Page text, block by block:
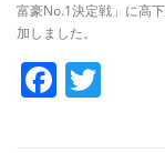
富豪No.1決定戦」に高
加しました。